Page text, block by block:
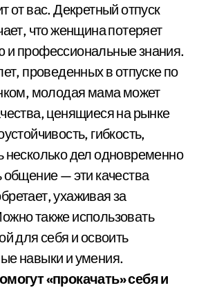
от вас. Декретный отпуск
что женщина потеряет
и профессиональные знания.
проведенных в отпуске по
молодая мама может
ценящиеся на рынке
гибкость,
несколько дел одновременно
общение — эти качества
ухаживая за
также использовать
для себя и освоить
навыки и умения.
«прокачать» себя и